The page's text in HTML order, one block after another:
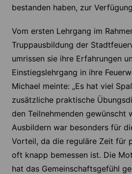
bestanden haben, zur
Vom ersten Lehrgang im
Truppausbildung der
umrissen sie ihre Erfahrungen
Einstiegslehrgang in ihre
Michael meinte: „Es hat viel
zusätzliche praktische
den Teilnehmenden gewünscht
Ausbildern war besonders für
Vorteil, da die reguläre Zeit für
oft knapp bemessen ist. Die
hat das Gemeinschaftsgefühl